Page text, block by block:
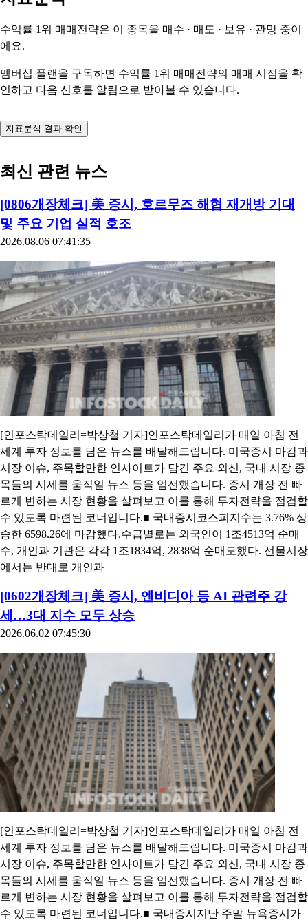
수익률 1위 매매전략은 이 종목을 매수 · 매도 · 보유 · 관망 중이
에요.
멤버십 플랜을 구독하면 수익률 1위 매매전략의 매매 시점을 확
인하고 다음 신호를 알림으로 받아볼 수 있습니다.
지표분석 결과 확인
최신 관련 뉴스
[0806개장체크] 美 증시, 호르무즈 해협 재개방 기대
및 주요 기업 실적 호조
2026.08.06 07:41:35
[인포스탁데일리=박상철 기자]인포스탁데일리가 매일 아침 전
세계 투자 정보를 담은 뉴스를 배달해드립니다. 미국증시 마감과
시장 이슈, 주목할만한 인사이트가 담긴 주요 외신, 국내 시장 종
목들의 시세를 움직일 뉴스 등을 엄선했습니다. 증시 개장 전 빠
르게 변하는 시장 현황을 살펴보고 이를 통해 투자전략을 점검할
수 있도록 마련된 코너입니다.■ 국내증시코스피지수는 3.76% 상
승한 6598.26에 마감했다.수급별로는 외국인이 1조4513억 순매
수, 개인과 기관은 각각 1조1834억, 2838억 순매도했다. 선물시장
에서는 반대로 개인과
[0602개장체크] 美 증시, 엔비디아 등 AI 관련주 강
세…3대 지수 모두 상승
2026.06.02 07:45:30
[인포스탁데일리=박상철 기자]인포스탁데일리가 매일 아침 전
세계 투자 정보를 담은 뉴스를 배달해드립니다. 미국증시 마감과
시장 이슈, 주목할만한 인사이트가 담긴 주요 외신, 국내 시장 종
목들의 시세를 움직일 뉴스 등을 엄선했습니다. 증시 개장 전 빠
르게 변하는 시장 현황을 살펴보고 이를 통해 투자전략을 점검할
수 있도록 마련된 코너입니다.■ 국내증시지난 주말 뉴욕증시가